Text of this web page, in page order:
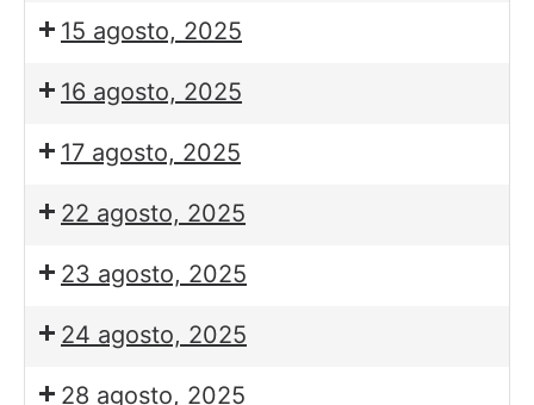
15 agosto, 2025
16 agosto, 2025
17 agosto, 2025
22 agosto, 2025
23 agosto, 2025
24 agosto, 2025
28 agosto, 2025